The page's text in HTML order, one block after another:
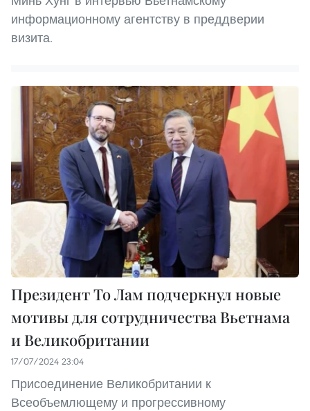
информационному агентству в преддверии
визита.
Президент То Лам подчеркнул новые
мотивы для сотрудничества Вьетнама
и Великобритании
17/07/2024 23:04
Присоединение Великобритании к
Всеобъемлющему и прогрессивному